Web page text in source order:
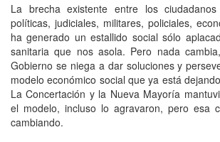
La brecha existente entre los
políticas, judiciales, militares, policiales,
ha generado un estallido social sólo
sanitaria que nos asola. Pero nada
Gobierno se niega a dar soluciones y
modelo económico social que ya está
La Concertación y la Nueva Mayoría
el modelo, incluso lo agravaron, pero esa
cambiando.